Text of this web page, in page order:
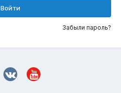
Войти
Забыли пароль?